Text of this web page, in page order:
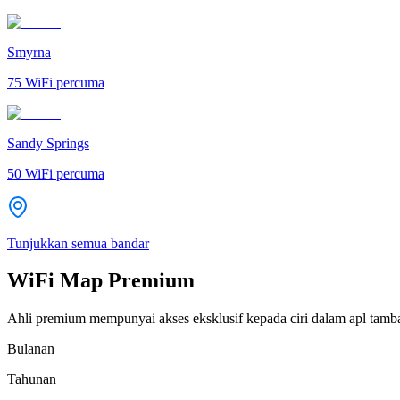
Smyrna
75 WiFi percuma
Sandy Springs
50 WiFi percuma
Tunjukkan semua bandar
WiFi Map Premium
Ahli premium mempunyai akses eksklusif kepada ciri dalam apl
Bulanan
Tahunan